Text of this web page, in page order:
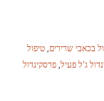
בכאבי שרירים טיפול
ג'ל פעיל פרסקינדול